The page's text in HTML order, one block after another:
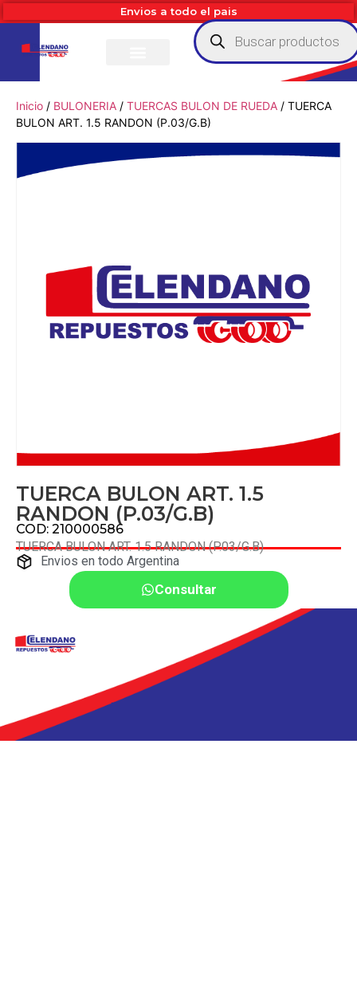
Envios a todo el pais
Inicio / BULONERIA / TUERCAS BULON DE RUEDA / TUERCA
BULON ART. 1.5 RANDON (P.03/G.B)
TUERCA BULON ART. 1.5
RANDON (P.03/G.B)
COD: 210000586
TUERCA BULON ART. 1.5 RANDON (P.03/G.B)
Envios en todo Argentina
Consultar